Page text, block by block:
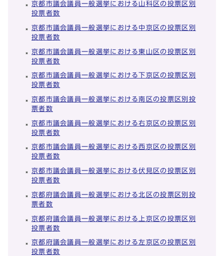
京都市議会議員一般選挙における山科区の投票区別
投票者数
京都市議会議員一般選挙における中京区の投票区別
投票者数
京都市議会議員一般選挙における東山区の投票区別
投票者数
京都市議会議員一般選挙における下京区の投票区別
投票者数
京都市議会議員一般選挙における南区の投票区別投
票者数
京都市議会議員一般選挙における右京区の投票区別
投票者数
京都市議会議員一般選挙における西京区の投票区別
投票者数
京都市議会議員一般選挙における伏見区の投票区別
投票者数
京都府議会議員一般選挙における北区の投票区別投
票者数
京都府議会議員一般選挙における上京区の投票区別
投票者数
京都府議会議員一般選挙における左京区の投票区別
投票者数